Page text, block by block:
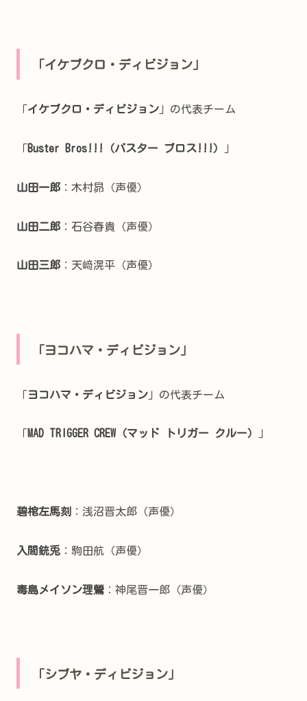
「イケブクロ・ディビジョン」
「 イケブクロ・ディビジョン 」の代表チーム
「 Buster Bros!!!（バスター ブロス!!!） 」
山田一郎 ：木村昴（声優）
山田二郎 ：石谷春貴（声優）
山田三郎 ：天﨑滉平（声優）
「ヨコハマ・ディビジョン」
「ヨコハマ・ディビジョン 」の代表チーム
「 MAD TRIGGER CREW（マッド トリガー クルー） 」
碧棺左馬刻 ：浅沼晋太郎（声優）
入間銃兎 ：駒田航（声優）
毒島メイソン理鶯 ：神尾晋一郎（声優）
「シブヤ・ディビジョン」